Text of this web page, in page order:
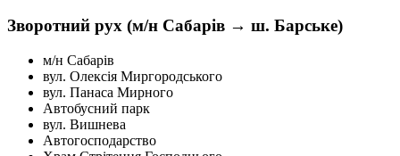
Зворотний рух (м/н Сабарів → ш. Барське)
м/н Сабарів
вул. Олексія Миргородського
вул. Панаса Мирного
Автобусний парк
вул. Вишнева
Автогосподарство